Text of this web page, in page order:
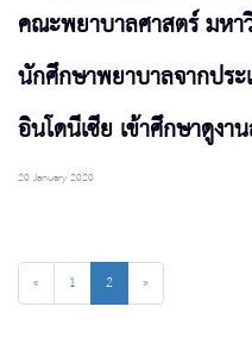
คณะพยาบาลศาสตร์ มห
นักศึกษาพยาบาลจากประ
อินโดนีเซีย เข้าศึกษาดูง
20 January 2020
« 1 2 »